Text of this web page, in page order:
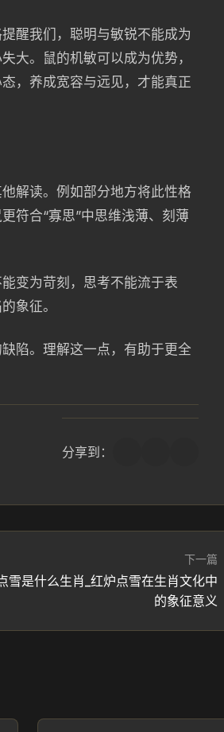
醒我们，聪明与敏锐不能成为
大。鼠的机敏可以成为优势，
，养成宽容与远见，才能真正
解读。例如部分地方将此性格
符合“寡思”中思维浅薄、刻薄
变为苛刻，思考不能流于表
象征。
陷。理解这一点，有助于更全
分享到：
下一篇
雪是什么生肖_红炉点雪在生肖文化中
的象征意义